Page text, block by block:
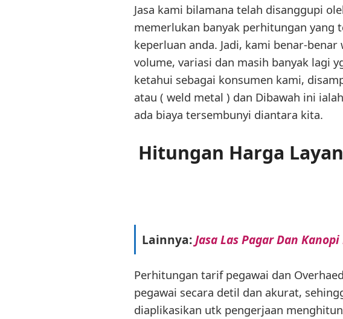
Jasa kami bilamana telah disanggupi
memerlukan banyak perhitungan yang
keperluan anda. Jadi, kami benar-
volume, variasi dan masih banyak lagi
ketahui sebagai konsumen kami,
atau ( weld metal ) dan Dibawah ini
ada biaya tersembunyi diantara kita.
Hitungan Harga
Lainnya:Jasa Las Pagar Dan
Perhitungan tarif pegawai dan
pegawai secara detil dan akurat,
diaplikasikan utk pengerjaan